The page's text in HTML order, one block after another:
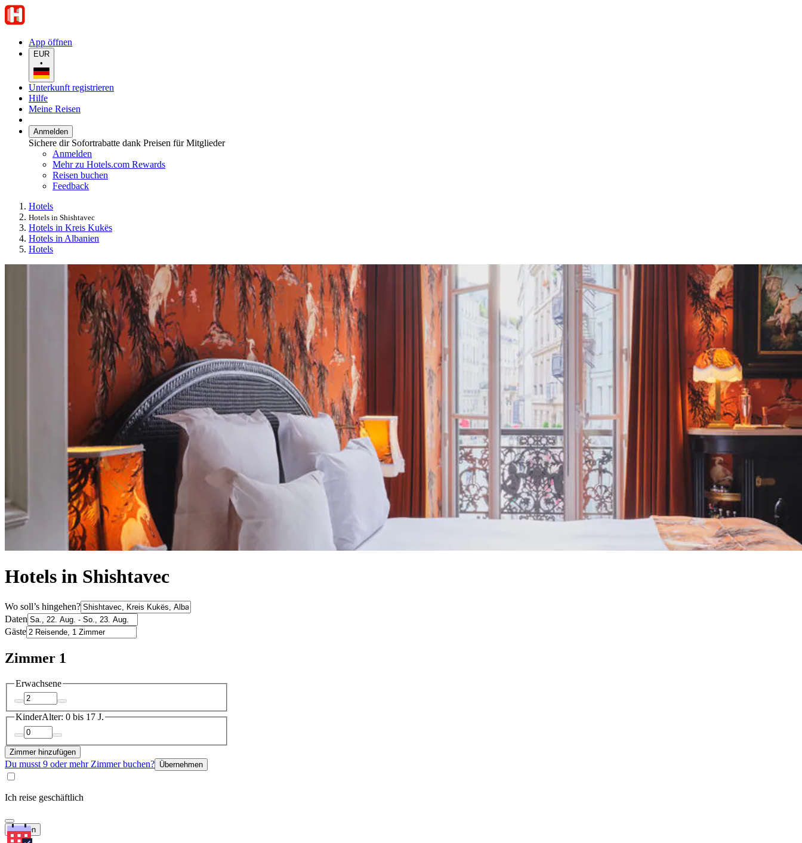
App öffnen
EUR
•
Unterkunft registrieren
Hilfe
Meine Reisen
Anmelden
Sichere dir Sofortrabatte dank Preisen für Mitglieder
Anmelden
Mehr zu Hotels.com Rewards
Reisen buchen
Feedback
Hotels
Hotels in Shishtavec
Hotels in Kreis Kukës
Hotels in Albanien
Hotels
Hotels in Shishtavec
Wo soll’s hingehen?
Daten
Gäste
Zimmer 1
Erwachsene
KinderAlter: 0 bis 17 J.
Zimmer hinzufügen
Du musst 9 oder mehr Zimmer buchen? Übernehmen
Ich reise geschäftlich
Suchen